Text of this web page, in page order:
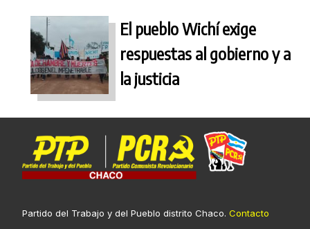
El pueblo Wichí exige
respuestas al gobierno y a
la justicia
Partido del Trabajo y del Pueblo distrito Chaco. Contacto